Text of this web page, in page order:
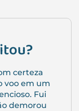
certeza
voo em um
Fui
demorou
Next